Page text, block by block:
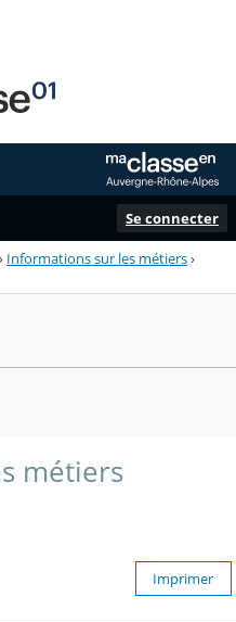
Se connecter
› Informations sur les métiers›
métiers
Imprimer